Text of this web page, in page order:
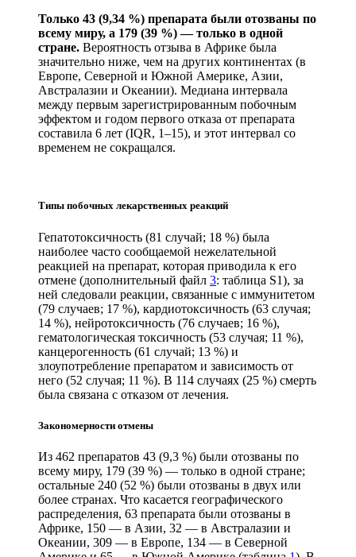
Только 43 (9,34 %) препарата были отозваны по
всему миру, а 179 (39 %) — только в одной
стране. Вероятность отзыва в Африке была
значительно ниже, чем на других континентах (в
Европе, Северной и Южной Америке, Азии,
Австралазии и Океании). Медиана интервала
между первым зарегистрированным побочным
эффектом и годом первого отказа от препарата
составила 6 лет (IQR, 1–15), и этот интервал со
временем не сокращался.
Типы побочных лекарственных реакций
Гепатотоксичность (81 случай; 18 %) была
наиболее часто сообщаемой нежелательной
реакцией на препарат, которая приводила к его
отмене (дополнительный файл 3: таблица S1), за
ней следовали реакции, связанные с иммунитетом
(79 случаев; 17 %), кардиотоксичность (63 случая;
14 %), нейротоксичность (76 случаев; 16 %),
гематологическая токсичность (53 случая; 11 %),
канцерогенность (61 случай; 13 %) и
злоупотребление препаратом и зависимость от
него (52 случая; 11 %). В 114 случаях (25 %) смерть
была связана с отказом от лечения.
Закономерности отмены
Из 462 препаратов 43 (9,3 %) были отозваны по
всему миру, 179 (39 %) — только в одной стране;
остальные 240 (52 %) были отозваны в двух или
более странах. Что касается географического
распределения, 63 препарата были отозваны в
Африке, 150 — в Азии, 32 — в Австралазии и
Океании, 309 — в Европе, 134 — в Северной